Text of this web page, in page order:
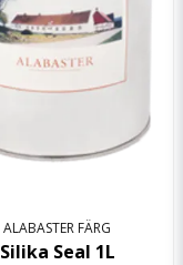
ALABASTER FÄRG
Silika Seal 1L